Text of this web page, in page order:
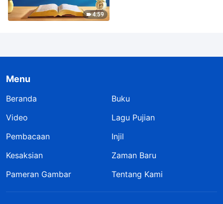
4:59
Menu
Beranda
Buku
Video
Lagu Pujian
Pembacaan
Injil
Kesaksian
Zaman Baru
Pameran Gambar
Tentang Kami